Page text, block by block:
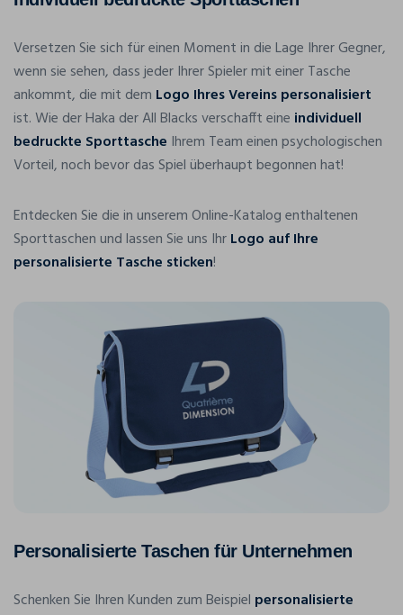
Versetzen Sie sich für einen Moment in die Lage Ihrer Gegner,
wenn sie sehen, dass jeder Ihrer Spieler mit einer Tasche
ankommt, die mit dem Logo Ihres Vereins personalisiert
ist. Wie der Haka der All Blacks verschafft eine individuell
bedruckte Sporttasche Ihrem Team einen psychologischen
Vorteil, noch bevor das Spiel überhaupt begonnen hat!
Entdecken Sie die in unserem Online-Katalog enthaltenen
Sporttaschen und lassen Sie uns IhrLogo auf Ihre
personalisierte Tasche sticken!
Personalisierte Taschen für Unternehmen
Schenken Sie Ihren Kunden zum Beispiel personalisierte